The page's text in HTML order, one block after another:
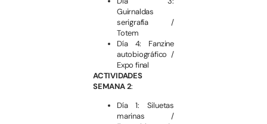
Guirnaldas
serigrafía /
Totem
Día 4: Fanzine
autobiográfico /
Expo final
ACTIVIDADES
SEMANA 2:
Día 1: Siluetas
marinas /